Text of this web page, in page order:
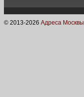
© 2013-2026 Адреса Москвы